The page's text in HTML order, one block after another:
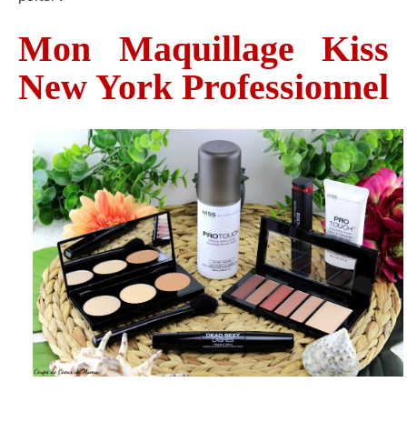
Mon Maquillage Kiss
New York Professionnel